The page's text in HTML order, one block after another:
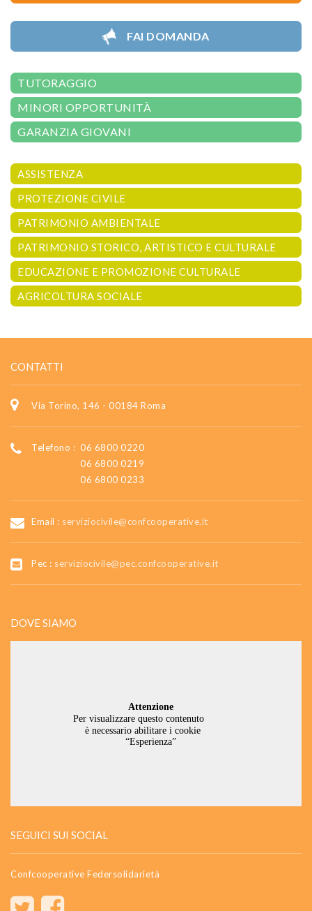
FAI DOMANDA
TUTORAGGIO
MINORI OPPORTUNITÀ
GARANZIA GIOVANI
ASSISTENZA
PROTEZIONE CIVILE
PATRIMONIO AMBIENTALE
PATRIMONIO STORICO, ARTISTICO E CULTURALE
EDUCAZIONE E PROMOZIONE CULTURALE
AGRICOLTURA SOCIALE
CONTATTI
Via Torino, 146 - 00184 Roma
Telefono : 06 6800 0220
06 6800 0219
06 6800 0233
Email : serviziocivile@confcooperative.it
Pec : serviziocivile@pec.confcooperative.it
DOVE SIAMO
SEGUICI SUI SOCIAL
Confcooperative Federsolidarietà